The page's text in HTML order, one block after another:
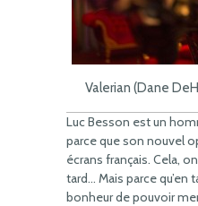
Valerian (Dane
Luc Besson est un
parce que son nouvel
écrans français. Cela,
tard… Mais parce qu’en
bonheur de pouvoir